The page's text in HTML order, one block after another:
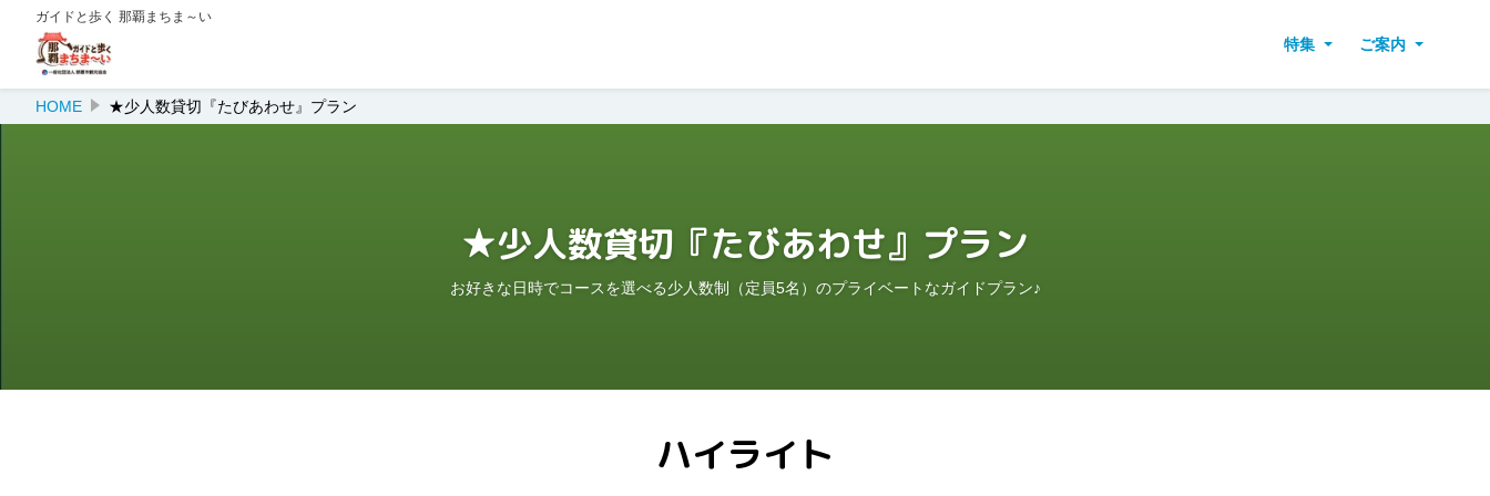
ガイドと歩く 那覇まちま～い
特集 ご案内
HOME ★少人数貸切『たびあわせ』プラン
★少人数貸切『たびあわせ』プラン
お好きな日時でコースを選べる少人数制（定員5名）のプライベートなガイドプラン♪
ハイライト